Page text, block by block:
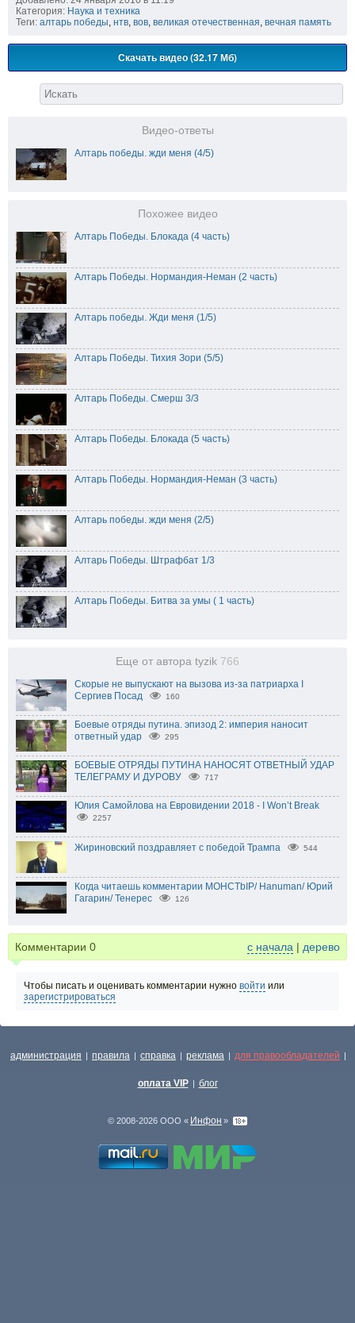
Категория: Наука и техника
Теги: алтарь победы нтв вов великая отечественная вечная память
Скачать видео (32.17 Мб)
Видео-ответы
Алтарь победы. жди меня (4/5)
Похожее видео
Алтарь Победы. Блокада (4 часть)
Алтарь Победы. Нормандия-Неман (2 часть)
Алтарь победы. Жди меня (1/5)
Алтарь Победы. Тихия Зори (5/5)
Алтарь Победы. Смерш 3/3
Алтарь Победы. Блокада (5 часть)
Алтарь Победы. Нормандия-Неман (3 часть)
Алтарь победы. жди меня (2/5)
Алтарь Победы. Штрафбат 1/3
Алтарь Победы. Битва за умы ( 1 часть)
Еще от автора tyzik 766
Скорые не выпускают на вызова из-за патриарха I
Сергиев Посад
160
Боевые отряды путина. эпизод 2: империя наносит
ответный удар
295
БОЕВЫЕ ОТРЯДЫ ПУТИНА НАНОСЯТ ОТВЕТНЫЙ УДАР
ТЕЛЕГРАМУ И ДУРОВУ
717
Юлия Самойлова на Евровидении 2018 - I Won’t Break
2257
Жириновский поздравляет с победой Трампа 544
Когда читаешь комментарии MOHCTbIP/ Hanuman/ Юрий
Гагарин/ Тенерес
126
Комментарии 0 с начала | дерево
Чтобы писать и оценивать комментарии нужно войти или
зарегистрироваться
администрация | правила | справка | реклама | для правообладателей |
оплата VIP | блог
© 2008-2026 ООО « Инфон »